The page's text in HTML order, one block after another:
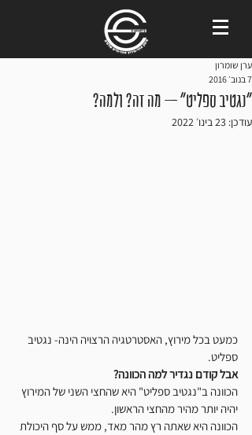
"נגטיב ספליט" – מה זה? ולמה?
ערן שומרון
7 בנוב׳ 2016
עודכן: 23 בינו׳ 2022
כמעט בכל מירוץ, האסטרטגיה הרצויה הינה- נגטיב
ספליט.
אבל קודם נגדיר למה הכוונה?
הכוונה ב"נגטיב ספליט" היא שהחצי השני של המירוץ
יהיה יותר מהיר מהחצי הראשון.
הכוונה היא שאתה רץ מהר מאד, ממש על סף היכולת